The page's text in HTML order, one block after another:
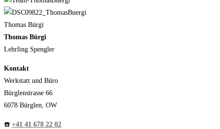
Thomas Bürgi
Thomas Bürgi
Lehrling Spengler
Kontakt
Werkstatt und Büro
Bürglenstrasse 66
6078 Bürglen, OW
☎️ +41 41 678 22 02